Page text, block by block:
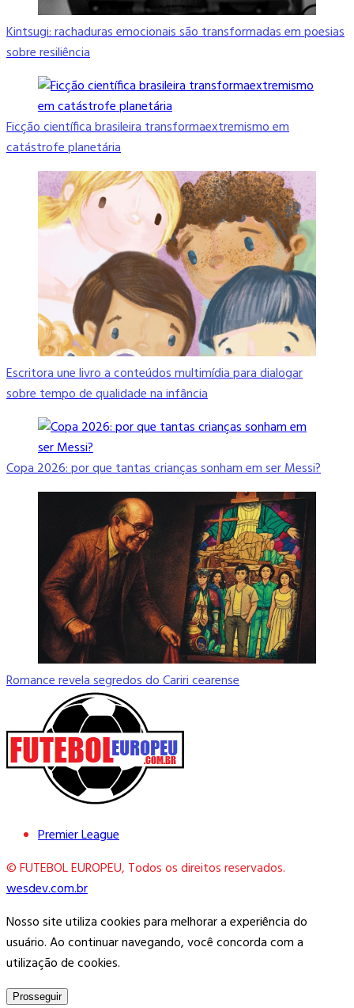
Kintsugi: rachaduras emocionais são transformadas em poesias
sobre resiliência
Ficção científica brasileira transformaextremismo em
catástrofe planetária
Escritora une livro a conteúdos multimídia para dialogar
sobre tempo de qualidade na infância
Copa 2026: por que tantas crianças sonham em ser Messi?
Romance revela segredos do Cariri cearense
Premier League
© FUTEBOL EUROPEU, Todos os direitos reservados.
wesdev.com.br
Nosso site utiliza cookies para melhorar a experiência do
usuário. Ao continuar navegando, você concorda com a
utilização de cookies.
Prosseguir